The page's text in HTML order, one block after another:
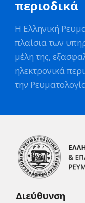
περιοδικά
Η Ελληνική
πλαίσια των
μέλη της,
ηλεκτρονικά
την
Διεύθυνση